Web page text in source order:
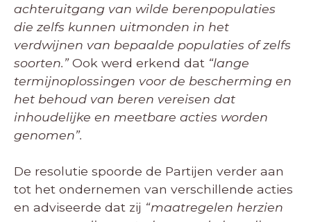
achteruitgang van wilde berenpopulaties
die zelfs kunnen uitmonden in het
verdwijnen van bepaalde populaties of zelfs
soorten.”Ook werd erkend dat “lange
termijnoplossingen voor de bescherming en
het behoud van beren vereisen dat
inhoudelijke en meetbare acties worden
genomen”.
De resolutie spoorde de Partijen verder aan
tot het ondernemen van verschillende acties
en adviseerde dat zij “maatregelen herzien